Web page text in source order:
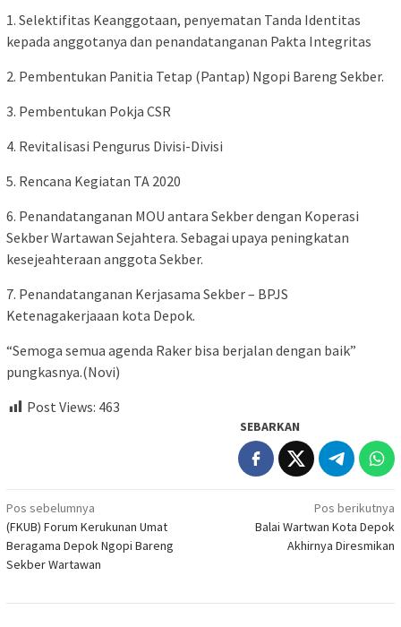
1. Selektifitas Keanggotaan, penyematan Tanda Identitas
kepada anggotanya dan penandatanganan Pakta Integritas
2. Pembentukan Panitia Tetap (Pantap) Ngopi Bareng Sekber.
3. Pembentukan Pokja CSR
4. Revitalisasi Pengurus Divisi-Divisi
5. Rencana Kegiatan TA 2020
6. Penandatanganan MOU antara Sekber dengan Koperasi
Sekber Wartawan Sejahtera. Sebagai upaya peningkatan
kesejeahteraan anggota Sekber.
7. Penandatanganan Kerjasama Sekber – BPJS
Ketenagakerjaaan kota Depok.
“Semoga semua agenda Raker bisa berjalan dengan baik”
pungkasnya.(Novi)
Post Views: 463
SEBARKAN
Navigasi
pos
Pos sebelumnya
(FKUB) Forum Kerukunan Umat
Beragama Depok Ngopi Bareng
Sekber Wartawan
Pos berikutnya
Balai Wartwan Kota Depok
Akhirnya Diresmikan